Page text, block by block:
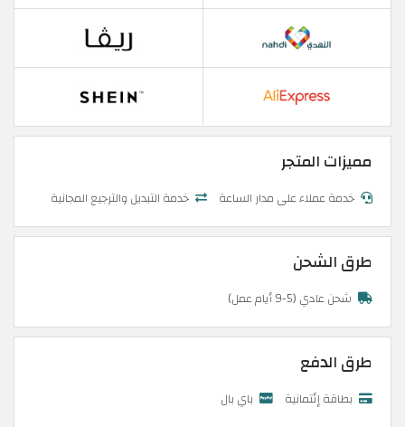
مميزات المتجر
خدمة عملاء على مدار الساعة خدمة التبديل والترجيع المجانية
طرق الشحن
شحن عادي (5-9 أيام عمل)
طرق الدفع
بطاقة إئتمانية باي بال